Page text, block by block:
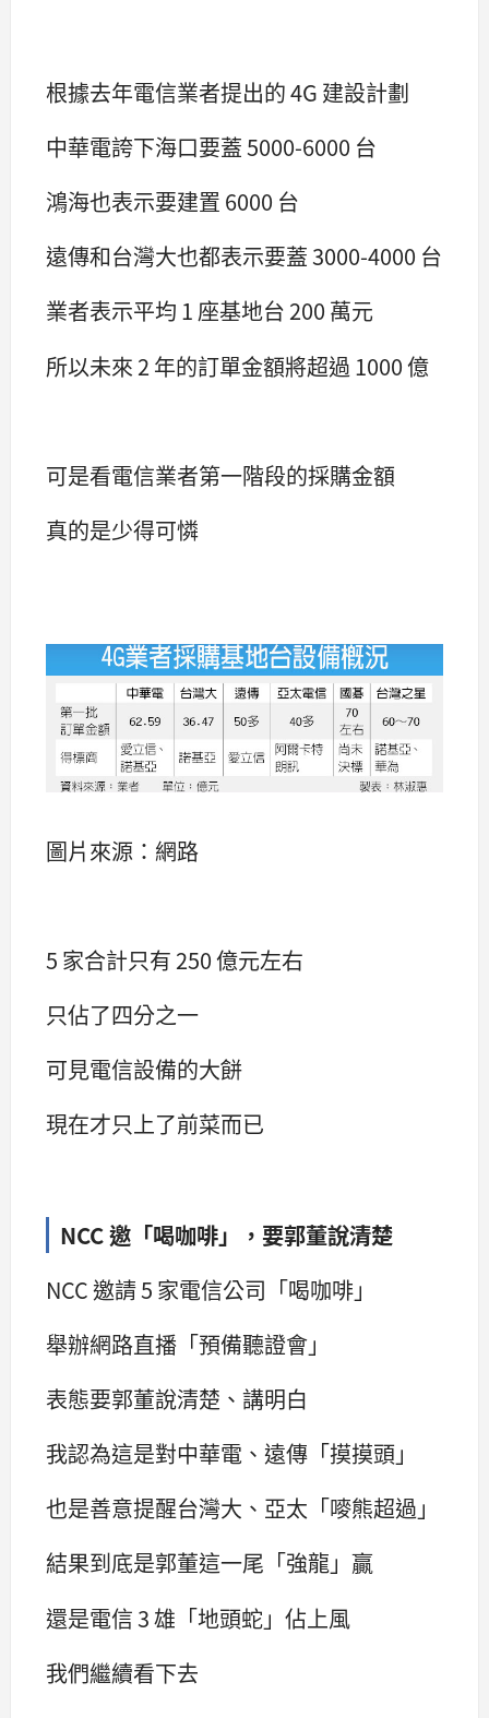
根據去年電信業者提出的 4G 建設計劃
中華電誇下海口要蓋 5000-6000 台
鴻海也表示要建置 6000 台
遠傳和台灣大也都表示要蓋 3000-4000 台
業者表示平均 1 座基地台 200 萬元
所以未來 2 年的訂單金額將超過 1000 億
可是看電信業者第一階段的採購金額
真的是少得可憐
圖片來源：網路
5 家合計只有 250 億元左右
只佔了四分之一
可見電信設備的大餅
現在才只上了前菜而已
NCC 邀「喝咖啡」，要郭董說清楚
NCC 邀請 5 家電信公司「喝咖啡」
舉辦網路直播「預備聽證會」
表態要郭董說清楚、講明白
我認為這是對中華電、遠傳「摸摸頭」
也是善意提醒台灣大、亞太「嘜熊超過」
結果到底是郭董這一尾「強龍」贏
還是電信 3 雄「地頭蛇」佔上風
我們繼續看下去